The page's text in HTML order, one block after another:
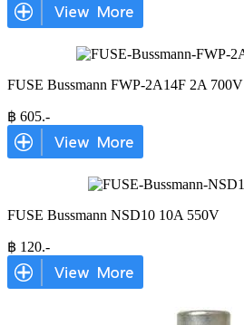
FUSE Bussmann FWP-2A14F 2A 700V
฿ 605.-
FUSE Bussmann NSD10 10A 550V
฿ 120.-